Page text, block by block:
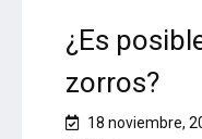
¿Es
zorros?
18 noviembre,